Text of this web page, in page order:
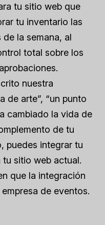
tu sitio web que
tu inventario las
la semana, al
total sobre los
nuestra
de arte”, “un punto
cambiado la vida de
de tu
puedes integrar tu
sitio web actual.
que la integración
de eventos.